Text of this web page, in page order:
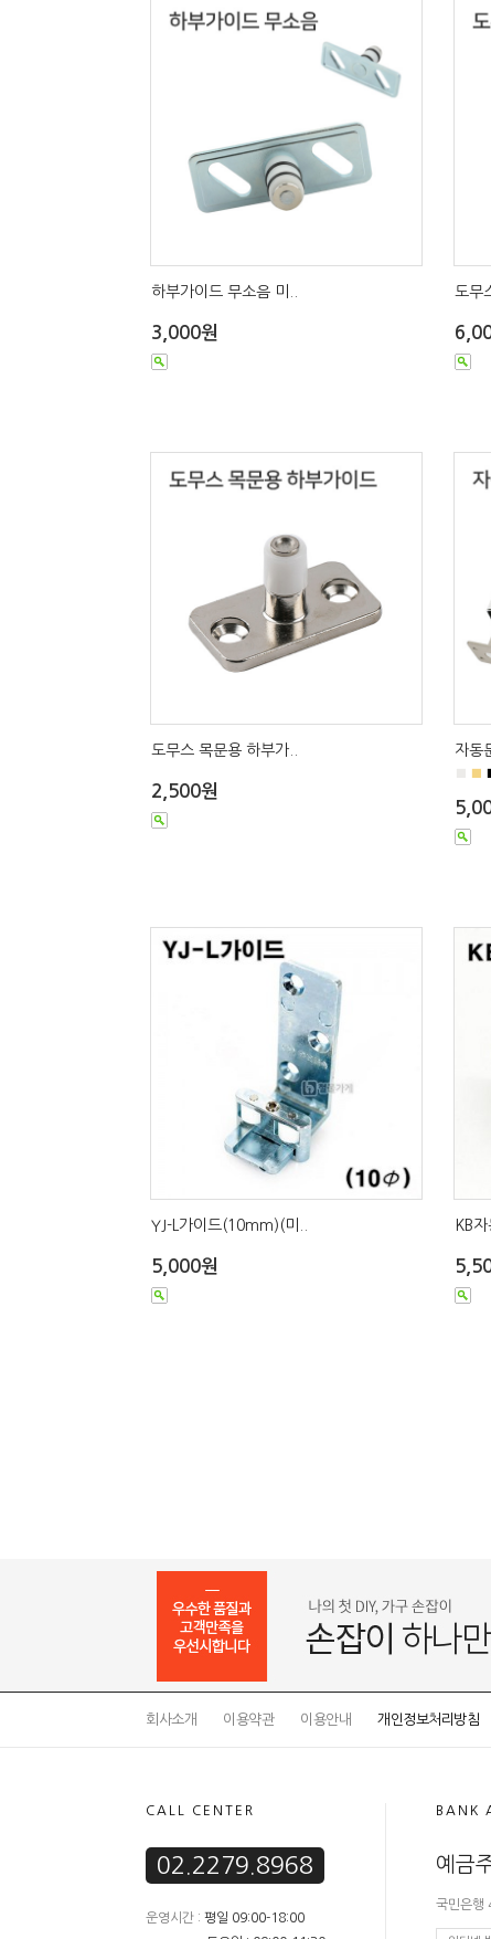
하부가이드 무소음 미..
3,000원
도무
도무스 목문용 하부가..
2,500원
자동
YJ-L가이드(10mm)(미..
5,000원
KB
회사소개 이용약관 이용안내 개인정보처리방침
CALL CENTER
02.2279.8968
운영시간 : 평일 09:00-18:00
BANK
예금
국민은